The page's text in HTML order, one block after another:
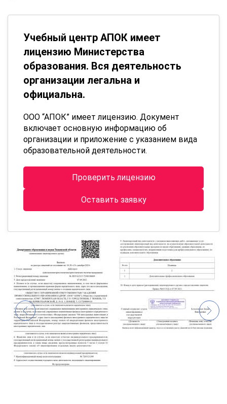
Учебный центр АПОК имеет
лицензию Министерства
образования. Вся деятельность
организации легальна и
официальна.
ООО “АПОК” имеет лицензию. Документ
включает основную информацию об
организации и приложение с указанием вида
образовательной деятельности.
Проверить лицензию
Оставить заявку